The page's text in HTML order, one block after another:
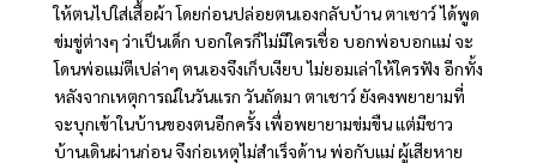
ให้ตนไปใส่เสื้อผ้า โดยก่อนปล่อยตนเองกลับบ้าน ตาเชาว์ ได้พูด
ข่มขู่ต่างๆ ว่าเป็นเด็ก บอกใครก็ไม่มีใครเชื่อ บอกพ่อบอกแม่ จะ
โดนพ่อแม่ตีเปล่าๆ ตนเองจึงเก็บเงียบ ไม่ยอมเล่าให้ใครฟัง อีกทั้ง
หลังจากเหตุการณ์ในวันแรก วันถัดมา ตาเชาว์ ยังคงพยายามที่
จะบุกเข้าในบ้านของตนอีกครั้ง เพื่อพยายามข่มขืน แต่มีชาว
บ้านเดินผ่านก่อน จึงก่อเหตุไม่สำเร็จด้าน พ่อกับแม่ ผู้เสียหาย